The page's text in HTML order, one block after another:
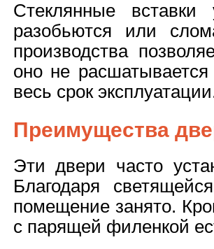
Стеклянные
разобьются или
производства
оно не
весь срок
Преимущества
Эти двери часто
Благодаря
помещение занято.
с парящей филенкой